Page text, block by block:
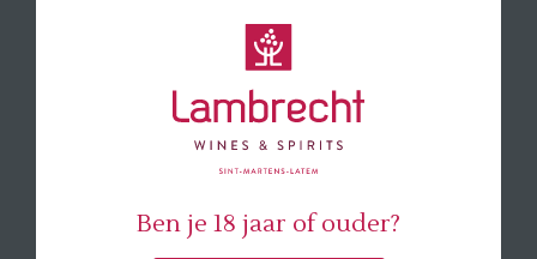
volumineus, uitbundig met een grote
persoonlijkheid en veel diepgang.
Zijdezachte en fijn verweven tannines met
een lange finale. Dit is een van de grote
successen van de jaargang 2021 in
🍽 Serveer bij een mooi vleesgerecht.
Ben je 18 jaar of ouder?